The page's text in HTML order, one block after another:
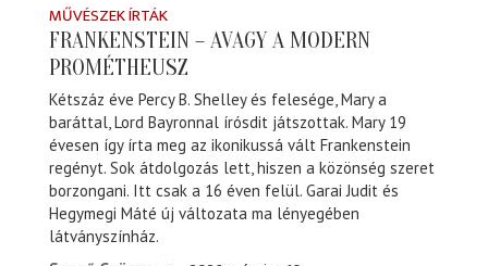
MŰVÉSZEK ÍRTÁK
FRANKENSTEIN – AVAGY A MODERN
PROMÉTHEUSZ
Kétszáz éve Percy B. Shelley és felesége, Mary a
baráttal, Lord Bayronnal írósdit játszottak. Mary 19
évesen így írta meg az ikonikussá vált Frankenstein
regényt. Sok átdolgozás lett, hiszen a közönség szeret
borzongani. Itt csak a 16 éven felül. Garai Judit és
Hegymegi Máté új változata ma lényegében
látványszínház.